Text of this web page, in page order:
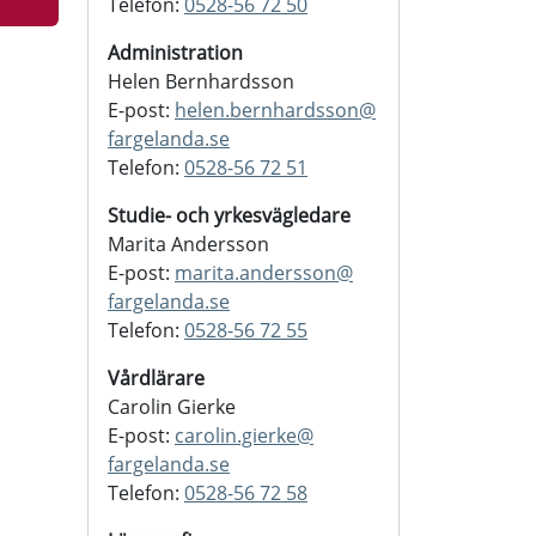
Administration
Helen Bernhardsson
E-post: helen.bernhardsson@
fargelanda.se
Telefon: 0528-56 72 51
Studie- och yrkesvägledare
Marita Andersson
E-post: marita.andersson@
fargelanda.se
Telefon: 0528-56 72 55
Vårdlärare
Carolin Gierke
E-post: carolin.gierke@
fargelanda.se
Telefon: 0528-56 72 58